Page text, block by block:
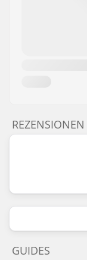
REZENSIONEN
GUIDES